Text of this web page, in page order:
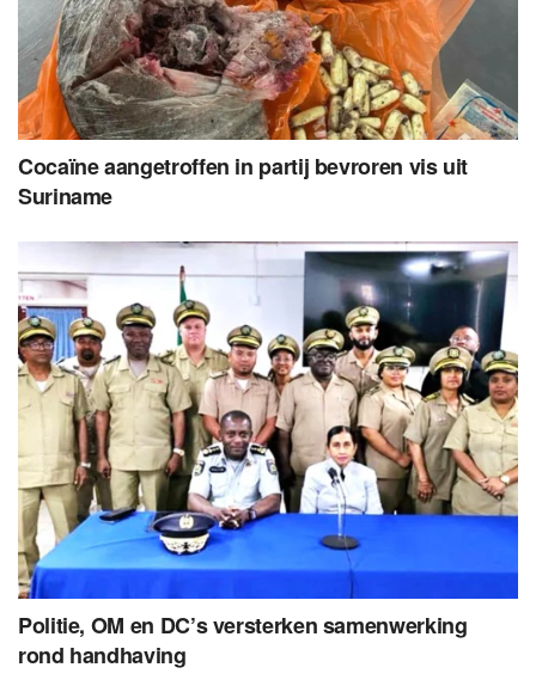
Cocaïne aangetroffen in partij bevroren vis uit
Suriname
Politie, OM en DC’s versterken samenwerking
rond handhaving